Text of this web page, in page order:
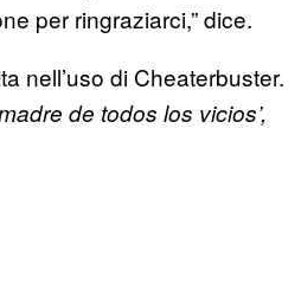
per ringraziarci,” dice.
nell’uso di Cheaterbuster.
de todos los vicios’,